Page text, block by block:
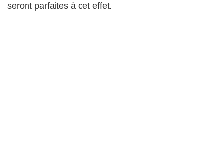
seront parfaites à cet effet.